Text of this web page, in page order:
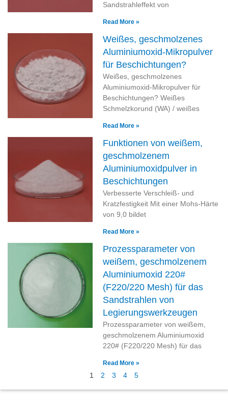
Sandstrahleffekt von
Read More »
Weißes, geschmolzenes
Aluminiumoxid-Mikropulver
für Beschichtungen?
Weißes, geschmolzenes
Aluminiumoxid-Mikropulver für
Beschichtungen? Weißes
Schmelzkorund (WA) / weißes
Read More »
Funktionen von weißem,
geschmolzenem
Aluminiumoxidpulver in
Beschichtungen
Verbesserte Verschleiß- und
Kratzfestigkeit Mit einer Mohs-Härte
von 9,0 bildet
Read More »
Prozessparameter von
weißem, geschmolzenem
Aluminiumoxid 220#
(F220/220 Mesh) für das
Sandstrahlen von
Legierungswerkzeugen
Prozessparameter von weißem,
geschmolzenem Aluminiumoxid
220# (F220/220 Mesh) für das
Read More »
1 2 3 4 5